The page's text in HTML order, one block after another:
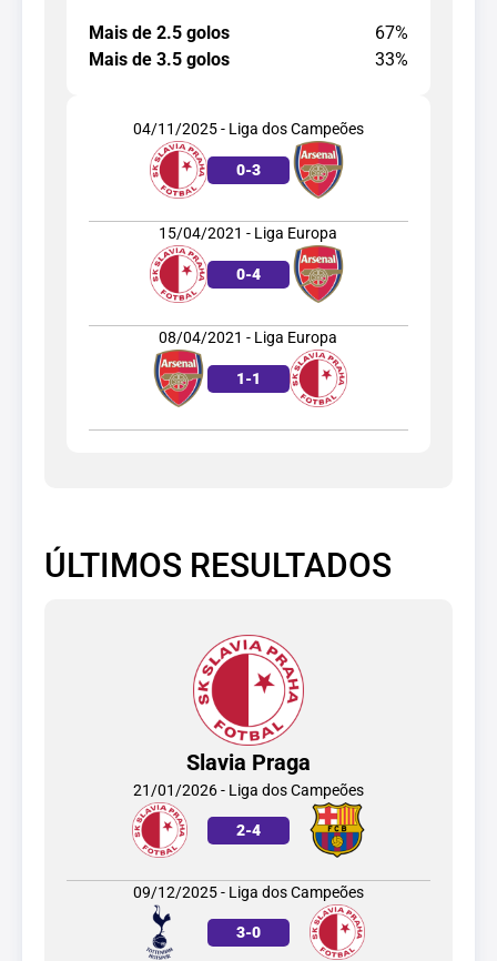
Mais de 2.5 golos
67%
Mais de 3.5 golos
33%
04/11/2025 - Liga dos Campeões
0-3
15/04/2021 - Liga Europa
0-4
08/04/2021 - Liga Europa
1-1
ÚLTIMOS RESULTADOS
Slavia Praga
21/01/2026 - Liga dos Campeões
2-4
09/12/2025 - Liga dos Campeões
3-0